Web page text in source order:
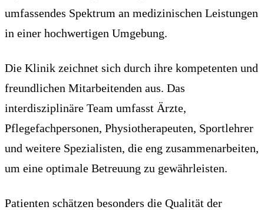
umfassendes Spektrum an medizinischen Leistungen
in einer hochwertigen Umgebung.
Die Klinik zeichnet sich durch ihre kompetenten und
freundlichen Mitarbeitenden aus. Das
interdisziplinäre Team umfasst Ärzte,
Pflegefachpersonen, Physiotherapeuten, Sportlehrer
und weitere Spezialisten, die eng zusammenarbeiten,
um eine optimale Betreuung zu gewährleisten.
Patienten schätzen besonders die Qualität der